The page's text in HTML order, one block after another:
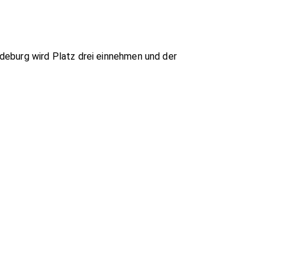
wird Platz drei einnehmen und der